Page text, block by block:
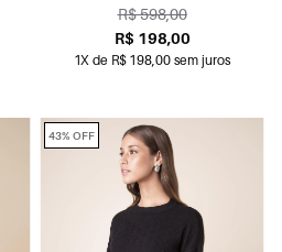
R$ 598,00
R$ 198,00
1X de R$ 198,00 sem juros
43% OFF